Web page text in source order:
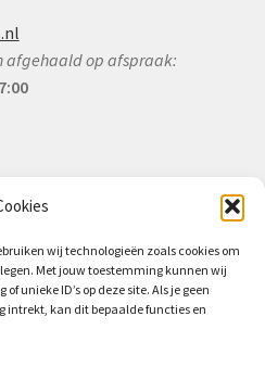
wij technologieën zoals cookies om
Met jouw toestemming kunnen wij
unieke ID’s op deze site. Als je geen
intrekt, kan dit bepaalde functies en
afgehaald op afspraak: